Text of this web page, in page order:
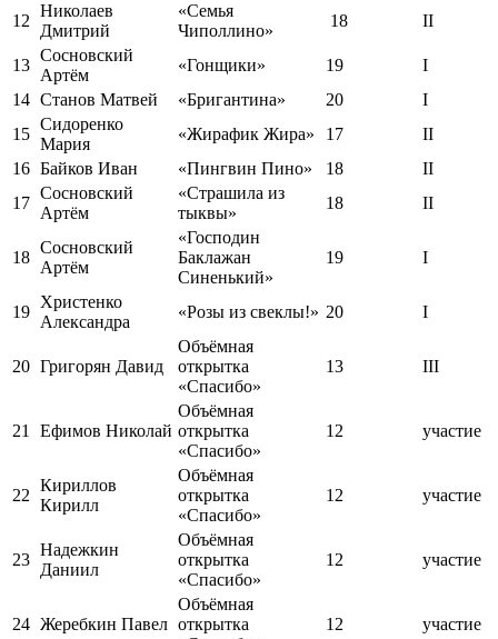
12
Николаев
Дмитрий
«Семья
Чиполлино»
18 II
13
Сосновский
Артём
«Гонщики» 19
I
14 Станов Матвей «Бригантина» 20
I
15
Сидоренко
Мария
«Жирафик Жира» 17
II
16 Байков Иван «Пингвин Пино» 18
II
17
Сосновский
Артём
«Страшила из
тыквы»
18 II
18
Сосновский
Артём
«Господин
Баклажан
Синенький»
19 I
19
Христенко
Александра
«Розы из свеклы!» 20 I
20 Григорян Давид
Объёмная
открытка
«Спасибо»
13 III
21 Ефимов Николай
Объёмная
открытка
«Спасибо»
12 участие
22
Кириллов
Кирилл
Объёмная
открытка
«Спасибо»
12 участие
23
Надежкин
Даниил
Объёмная
открытка
«Спасибо»
12 участие
24 Жеребкин Павел
Объёмная
открытка
12 участие